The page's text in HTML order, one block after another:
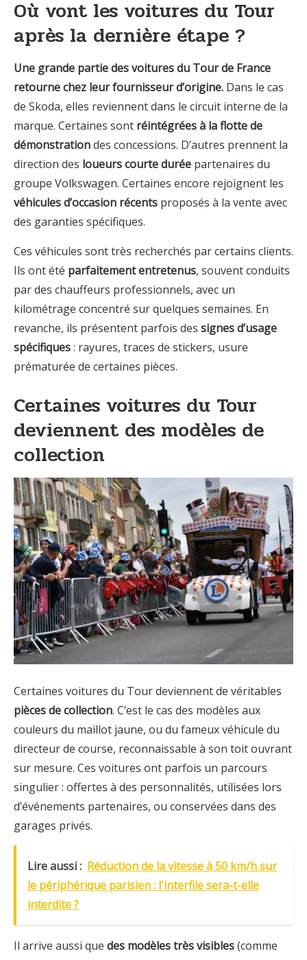
Où vont les voitures du Tour
après la dernière étape ?
Une grande partie des voitures du Tour de France
retourne chez leur fournisseur d’origine. Dans le cas
de Skoda, elles reviennent dans le circuit interne de la
marque. Certaines sont réintégrées à la flotte de
démonstrationdes concessions. D’autres prennent la
direction des loueurs courte durée partenaires du
groupe Volkswagen. Certaines encore rejoignent les
véhicules d’occasion récents proposés à la vente avec
des garanties spécifiques.
Ces véhicules sont très recherchés par certains clients.
Ils ont été parfaitement entretenus, souvent conduits
par des chauffeurs professionnels, avec un
kilométrage concentré sur quelques semaines. En
revanche, ils présentent parfois des signes d’usage
spécifiques: rayures, traces de stickers, usure
prématurée de certaines pièces.
Certaines voitures du Tour
deviennent des modèles de
collection
Certaines voitures du Tour deviennent de véritables
pièces de collection. C’est le cas des modèles aux
couleurs du maillot jaune, ou du fameux véhicule du
directeur de course, reconnaissable à son toit ouvrant
sur mesure. Ces voitures ont parfois un parcours
singulier : offertes à des personnalités, utilisées lors
d’événements partenaires, ou conservées dans des
garages privés.
Lire aussi : Réduction de la vitesse à 50 km/h sur
le périphérique parisien : l'interfile sera-t-elle
interdite ?
Il arrive aussi que des modèles très visibles(comme